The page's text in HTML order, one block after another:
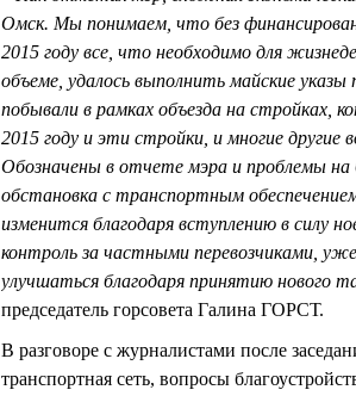
Омск. Мы понимаем, что без
2015 году все, что необходимо для
объеме, удалось выполнить майские
побывали в рамках объезда на стройках,
2015 году и эти стройки, и многие другие
Обозначены в отчете мэра и проблемы
обстановка с транспортным
изменится благодаря вступлению в силу
контроль за частными перевозчиками,
улучшаться благодаря принятию нового
председатель горсовета Галина ГОРСТ.
В разговоре с журналистами после
транспортная сеть, вопросы